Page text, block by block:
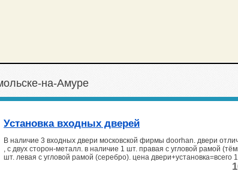
на-Амуре
Установка входных дверей
В наличие 3 входных двери московской фирмы doorhan. двери
, с двух сторон-металл. в наличие 1 шт. правая с угловой рамой
шт. левая с угловой рамой (серебро). цена двери+установка=всего